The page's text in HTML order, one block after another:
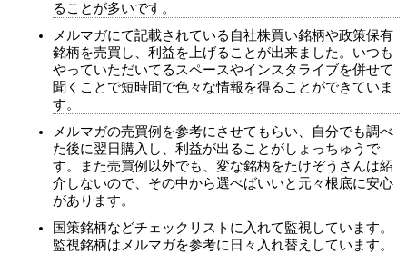
ることが多いです。
メルマガにて記載されている自社株買い銘柄や政策保有
銘柄を売買し、利益を上げることが出来ました。いつも
やっていただいてるスペースやインスタライブを併せて
聞くことで短時間で色々な情報を得ることができていま
す。
メルマガの売買例を参考にさせてもらい、自分でも調べ
た後に翌日購入し、利益が出ることがしょっちゅうで
す。また売買例以外でも、変な銘柄をたけぞうさんは紹
介しないので、その中から選べばいいと元々根底に安心
があります。
国策銘柄などチェックリストに入れて監視しています。
監視銘柄はメルマガを参考に日々入れ替えしています。